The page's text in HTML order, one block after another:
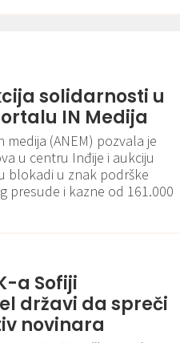
solidarnosti u
IN Medija
(ANEM) pozvala je
u centru Inđije i aukciju
blokadi u znak podrške
presude i kazne od 161.000
a Sofiji
državi da spreči
novinara